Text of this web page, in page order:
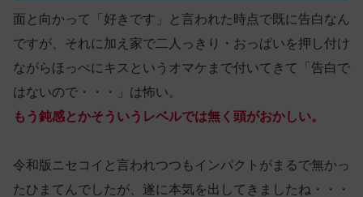
面と向かって「好きです」と言われた時点で既に告白なん
ですが、それに加え家で二人っきり・おっぱいを押し付け
ながらほっぺにキスというオマケまで付いてきて「告白で
はないので・・・」は怖い。
もう鈍感とかそういうレベルでは無く頭がおかしい。
令和版ニセコイと言われつつもインパクトがまるで無かっ
たひまてんでしたが、遂に本気を出してきましたね・・・